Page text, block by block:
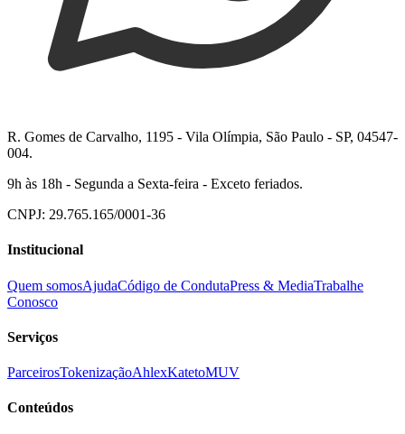
R. Gomes de Carvalho, 1195 - Vila Olímpia, São Paulo - SP, 04547-
004.
9h às 18h - Segunda a Sexta-feira - Exceto feriados.
CNPJ: 29.765.165/0001-36
Institucional
Quem somosAjudaCódigo de CondutaPress & MediaTrabalhe
Conosco
Serviços
ParceirosTokenizaçãoAhlexKatetoMUV
Conteúdos